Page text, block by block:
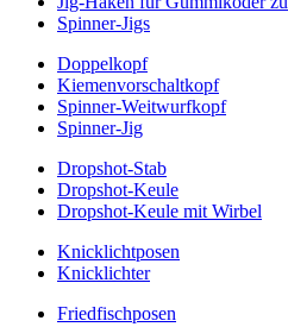
Spinner-Jigs
Doppelkopf
Kiemenvorschaltkopf
Spinner-Weitwurfkopf
Spinner-Jig
Dropshot-Stab
Dropshot-Keule
Dropshot-Keule mit Wirbel
Knicklichtposen
Knicklichter
Friedfischposen